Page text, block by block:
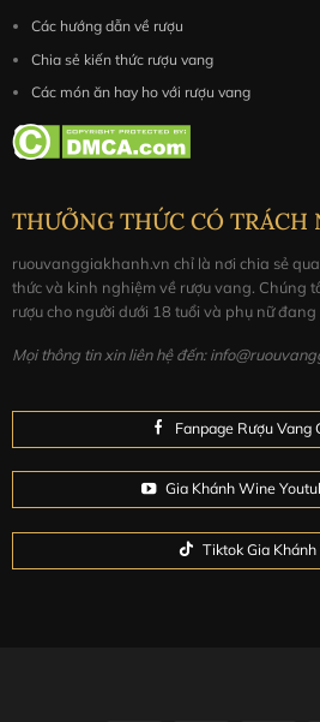
Các hướng dẫn về rượu
Chia sẻ kiến thức rượu vang
Các món ăn hay ho với rượu vang
THƯỞNG THỨC CÓ TRÁCH
ruouvanggiakhanh.vn chỉ là nơi chia sẻ
thức và kinh nghiệm về rượu vang. Chúng
rượu cho người dưới 18 tuổi và phụ nữ
Mọi thông tin xin liên hệ đến:
Fanpage Rượu Vang
Gia Khánh Wine
Tiktok Gia